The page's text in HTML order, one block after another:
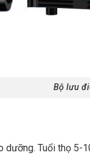
Bộ lưu
Tuổi thọ